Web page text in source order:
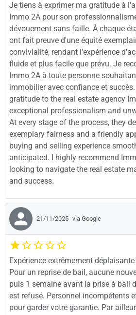
Je tiens à exprimer ma gratitude à
Immo 2A pour son
dévouement sans faille. À chaque
ont fait preuve d'une équité
convivialité, rendant l'expérience
fluide et plus facile que prévu. Je
Immo 2A à toute personne
immobilier avec confiance et
gratitude to the real estate agency
exceptional professionalism and
At every stage of the process, they
exemplary fairness and a friendly
buying and selling experience
anticipated. I highly recommend
looking to navigate the real estate
and success.
21/11/2025 via Google
Expérience extrêmement
Pour un reprise de bail, aucune
puis 1 semaine avant la prise à bail
est refusé. Personnel incompétents
pour garder votre garantie. Par